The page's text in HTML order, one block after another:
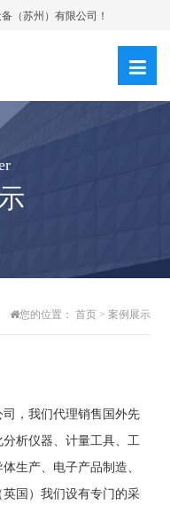
（苏州）有限公司！
|注册
您的位置： 首页> 案例展示
，我们代理销售国外先
析仪器、计量工具、工
生产、电子产品制造、
国）我们设有专门的采